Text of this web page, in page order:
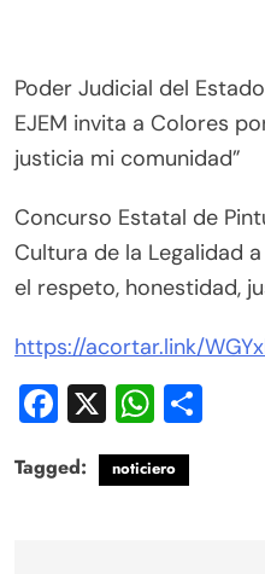
Poder Judicial del
EJEM invita a Colores
justicia mi comunidad”
Concurso Estatal de
Cultura de la Legalidad
el respeto, honestidad,
https://acortar.link/
Facebook
X
Tagged: noticiero